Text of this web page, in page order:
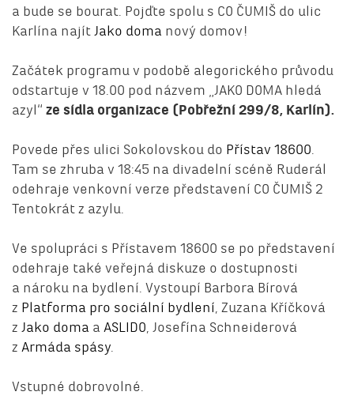
a bude se bourat. Pojďte spolu s CO ČUMIŠ do ulic
Karlína najít Jako doma nový domov!
Začátek programu v podobě alegorického průvodu
odstartuje v 18.00 pod názvem „JAKO DOMA hledá
azyl“ ze sídla organizace (Pobřežní 299/8, Karlín).
Povede přes ulici Sokolovskou do Přístav 18600
Tam se zhruba v 18:45 na divadelní scéně Ruderál
odehraje venkovní verze představení CO ČUMIŠ 2
Tentokrát z azylu.
Ve spolupráci s Přístavem 18600 se po představení
odehraje také veřejná diskuze o dostupnosti
a nároku na bydlení. Vystoupí Barbora Bírová
z Platforma pro sociální bydlení , Zuzana Kříčková
z Jako doma a ASLIDO , Josefína Schneiderová
z Armáda spásy
Vstupné dobrovolné.